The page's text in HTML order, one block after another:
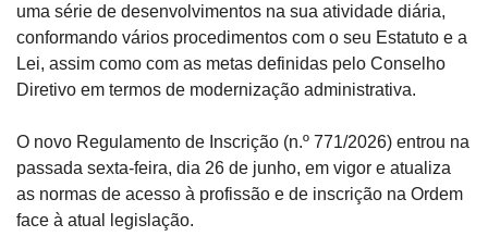
uma série de desenvolvimentos na sua atividade diária,
conformando vários procedimentos com o seu Estatuto e a
Lei, assim como com as metas definidas pelo Conselho
Diretivo em termos de modernização administrativa.
O novo Regulamento de Inscrição (n.º 771/2026) entrou na
passada sexta-feira, dia 26 de junho, em vigor e atualiza
as normas de acesso à profissão e de inscrição na Ordem
face à atual legislação.